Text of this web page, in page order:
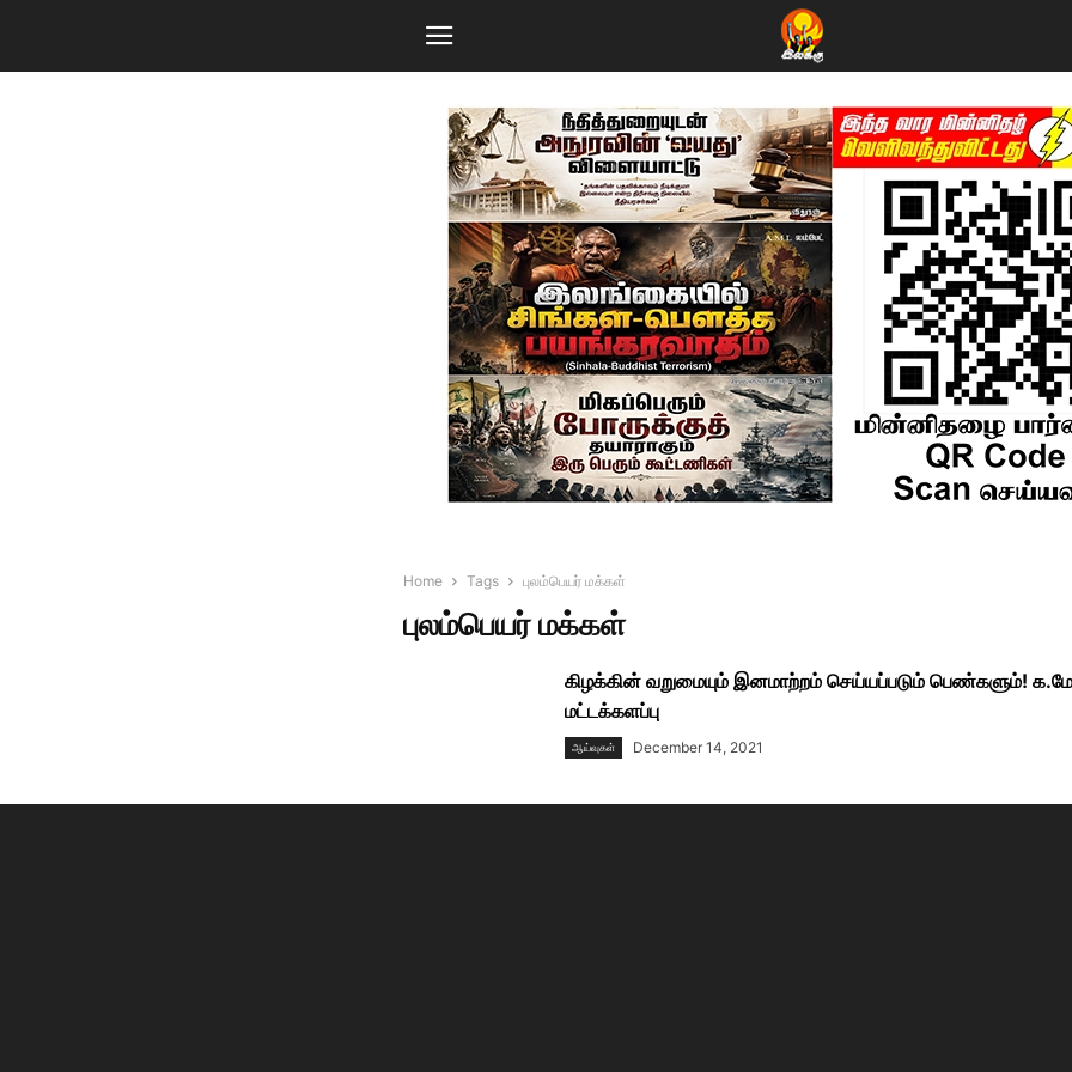
Home Tags புலம்பெயர் மக்கள்
புலம்பெயர் மக்கள்
கிழக்கின் வறுமையும் இனமாற்றம் செய்யப்படும் பெண்களும்!
மட்டக்களப்பு
ஆய்வுகள் December 14, 2021